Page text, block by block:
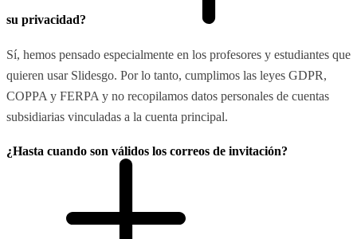
su privacidad?
Sí, hemos pensado especialmente en los profesores y estudiantes que
quieren usar Slidesgo. Por lo tanto, cumplimos las leyes GDPR,
COPPA y FERPA y no recopilamos datos personales de cuentas
subsidiarias vinculadas a la cuenta principal.
¿Hasta cuando son válidos los correos de invitación?